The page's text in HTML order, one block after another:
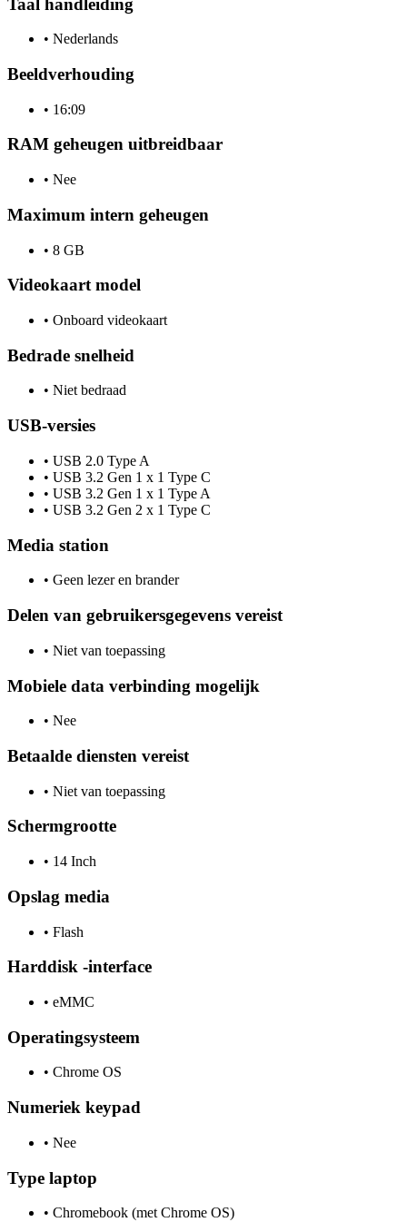
• Nederlands
Beeldverhouding
• 16:09
RAM geheugen uitbreidbaar
• Nee
Maximum intern geheugen
• 8 GB
Videokaart model
• Onboard videokaart
Bedrade snelheid
• Niet bedraad
USB-versies
• USB 2.0 Type A
• USB 3.2 Gen 1 x 1 Type C
• USB 3.2 Gen 1 x 1 Type A
• USB 3.2 Gen 2 x 1 Type C
Media station
• Geen lezer en brander
Delen van gebruikersgegevens vereist
• Niet van toepassing
Mobiele data verbinding mogelijk
• Nee
Betaalde diensten vereist
• Niet van toepassing
Schermgrootte
• 14 Inch
Opslag media
• Flash
Harddisk -interface
• eMMC
Operatingsysteem
• Chrome OS
Numeriek keypad
• Nee
Type laptop
• Chromebook (met Chrome OS)